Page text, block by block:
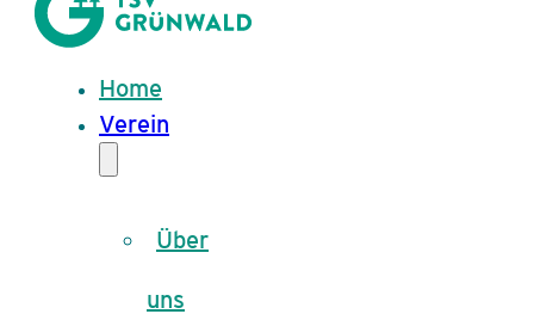
Home
Verein
Über
uns